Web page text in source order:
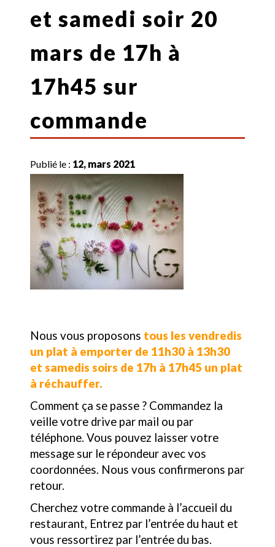
et samedi soir 20
mars de 17h à
17h45 sur
commande
Publié le : 12, mars 2021
Nous vous proposons tous lesvendredis
un plat à emporter de 11h30 à 13h30
et samedis soirs de 17h à 17h45 un plat
à réchauffer.
Comment ça se passe ? Commandez la
veille votre drive par mail ou par
téléphone. Vous pouvez laisser votre
message sur le répondeur avec vos
coordonnées. Nous vous confirmerons par
retour.
Cherchez votre commande à l’accueil du
restaurant, Entrez par l’entrée du haut et
vous ressortirez par l’entrée du bas.